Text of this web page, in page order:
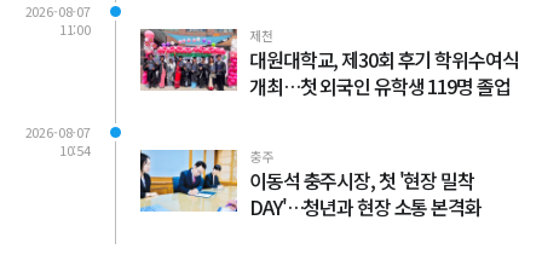
2026-08-07
11:00
제천
대원대학교, 제30회 후기 학위수여식
개최…첫 외국인 유학생 119명 졸업
2026-08-07
10:54
충주
이동석 충주시장, 첫 '현장 밀착
DAY'…청년과 현장 소통 본격화